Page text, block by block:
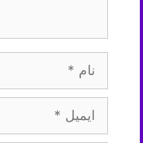
ایمیل